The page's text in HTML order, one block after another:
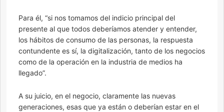
Para él, “si nos tomamos del indicio principal del
presente al que todos deberíamos atender y entender,
los hábitos de consumo de las personas, la respuesta
contundente es sí, la digitalización, tanto de los negocios
como de la operación en la industria de medios ha
llegado”.
A su juicio, en el negocio, claramente las nuevas
generaciones, esas que ya están o deberían estar en el